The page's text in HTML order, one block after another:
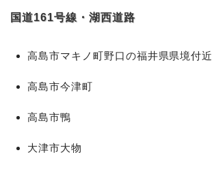
国道161号線・湖西道路
高島市マキノ町野口の福井県県境付近
高島市今津町
高島市鴨
大津市大物